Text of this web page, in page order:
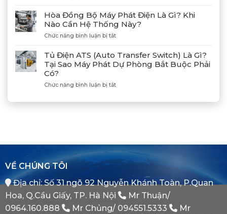
Tác
Cùng
Tân
Giám
Mitsubishi
Heavy
Industries
Khẳng
Vị
Của
Bình
Minh
Dẫn
Xả
Gió
(Air)
Phát
Bị
Dầu
Xác
Hòa Đồng Bộ Máy Phát Điện Là Gì? Khi
Nào Cần Hệ Thống Này?
Chức năng bình luận bị tắtở
Đồng
Bộ
Máy
Điện
Tủ Điện ATS (Auto Transfer Switch) Là Gì?
Tại Sao Máy Phát Dự Phòng Bắt Buộc Phải
Có?
Chức năng bình luận bị tắtở
Điện
Sao
Phát
Dự
Phòng
Bắt
VỀ CHÚNG TÔI
Địa chỉ: Số 31 ngõ 92 Nguyễn Khánh Toàn, P.Quan
Hoa, Q.Cầu Giấy, TP. Hà Nội
Mr Thuận/
0964.160.888
Mr Chủng/ 094551.5333
Mr